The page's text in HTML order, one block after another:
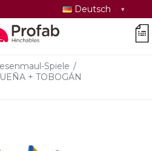
auswählen
Deutsch
Spiele /
+ TOBOGÁN